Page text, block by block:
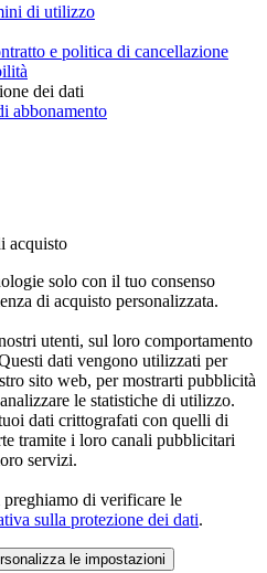
di utilizzo
e politica di cancellazione
dei dati
abbonamento
acquisto
solo con il tuo consenso
di acquisto personalizzata.
utenti, sul loro comportamento
dati vengono utilizzati per
sito web, per mostrarti pubblicità
le statistiche di utilizzo.
dati crittografati con quelli di
tramite i loro canali pubblicitari
servizi.
di verificare le
sulla protezione dei dati.
le impostazioni